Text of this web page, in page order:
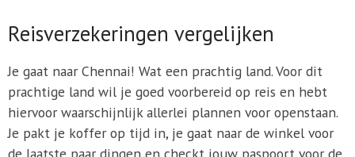
Reisverzekeringen vergelijken
Je gaat naar Chennai! Wat een prachtig land. Voor dit
prachtige land wil je goed voorbereid op reis en hebt
hiervoor waarschijnlijk allerlei plannen voor openstaan.
Je pakt je koffer op tijd in, je gaat naar de winkel voor
de laatste paar dingen en checkt jouw paspoort voor de